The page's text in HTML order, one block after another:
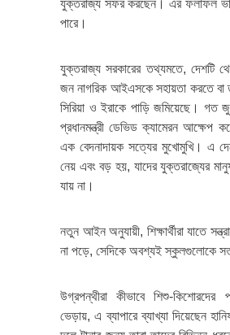
যুক্তরাজ্য সফর করছেন। এর ফলাফল
পারে।
যুক্তরাজ্য সরকারের তথ্যমতে, দেশটি
জন নাগরিক আইএসকে সহায়তা করতে বা
সিরিয়া ও ইরাকে পাড়ি জমিয়েছে। গত
প্রধানমন্ত্রী ডেভিড ক্যামেরন আক্ষেপ
এক বেদনাদায়ক সত্যের মুখোমুখি। এ
নেয় এবং বড় হয়, যাদের যুক্তরাজ্যের
যায় না।
নতুন আইন অনুযায়ী, শিক্ষার্থীরা যাতে
না পড়ে, সেদিকে অবশ্যই স্কুলগুলোকে
উগ্রপন্থীরা কীভাবে শিশু-
ভেড়ায়, এ ব্যাপারে ব্যাখ্যা দিয়েছেন